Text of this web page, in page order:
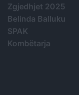
Zgjedhjet 2025
Belinda Balluku
SPAK
Kombëtarja